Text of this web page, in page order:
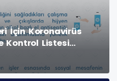
İçin Koronavirüs
Kontrol Listesi